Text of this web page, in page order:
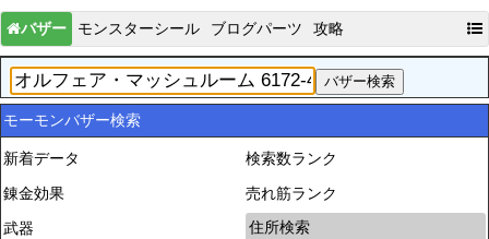
バザー モンスターシール ブログパーツ 攻略
モーモンバザー検索
新着データ
錬金効果
武器
検索数ランク
売れ筋ランク
住所検索